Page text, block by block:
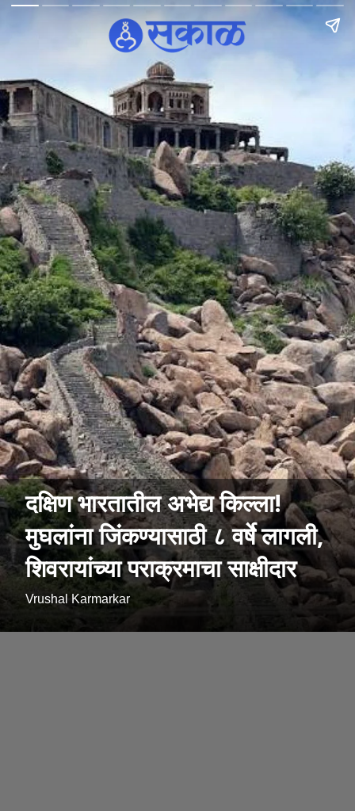
दक्षिण भारतातील अभेद्य किल्ला!
मुघलांना जिंकण्यासाठी ८ वर्षे लागली,
शिवरायांच्या पराक्रमाचा साक्षीदार
Vrushal Karmarkar